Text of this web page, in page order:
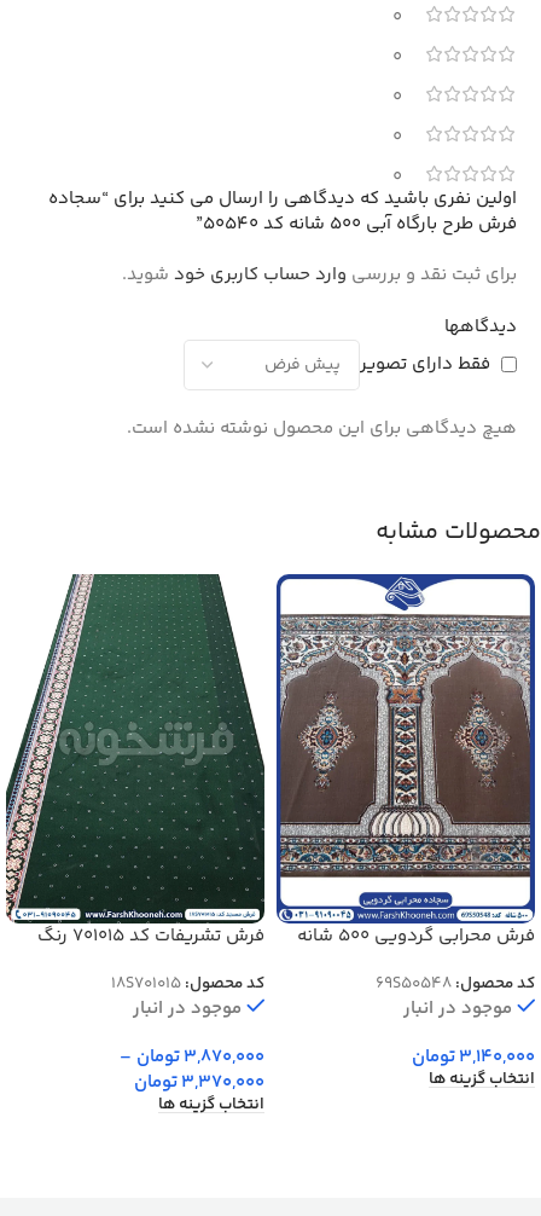
0
0
0
0
0
دیدگاهها
فقط دارای تصویر
هیچ دیدگاهی برای این محصول نوشته نشده است.
اولین نفری باشید که دیدگاهی را ارسال می کنید برای “سجاده
فرش طرح بارگاه آبی 500 شانه کد 50540”
برای ثبت نقد و بررسی وارد حساب کاربری خود شوید.
محصولات مشابه
فرش محرابی گردویی 500 شانه
کد محصول:69S50548
موجود در انبار
3,140,000تومان
انتخاب گزینه ها
فرش تشریفات کد 701015 رنگ
کد محصول:18S701015
موجود در انبار
3,870,000تومان –
3,370,000تومان
انتخاب گزینه ها